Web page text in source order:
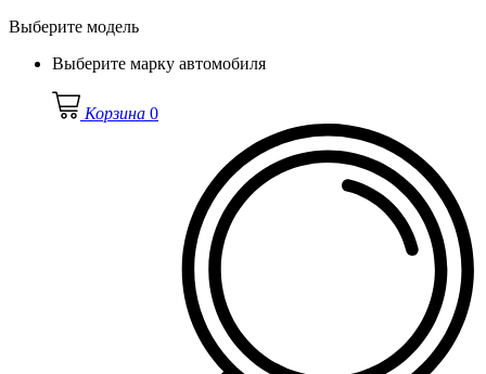
Выберите модель
Выберите марку автомобиля
Корзина 0